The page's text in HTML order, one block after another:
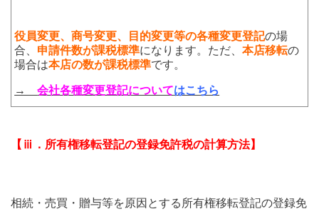
役員変更、商号変更、目的変更等の各種変更登記の場
合、 申請件数が課税標準になります。ただ、本店移転の
場合は本店の数が課税標準です。
→会社各種変更登記についてはこちら
【ⅲ．所有権移転登記の登録免許税の計算方法】
相続・売買・贈与等を原因とする所有権移転登記の登録免